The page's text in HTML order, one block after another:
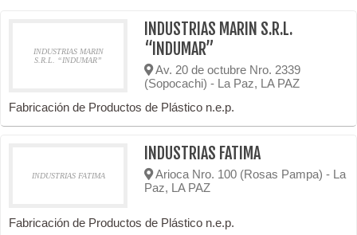
INDUSTRIAS MARIN
S.R.L. “INDUMAR”
INDUSTRIAS MARIN S.R.L.
“INDUMAR”
Av. 20 de octubre Nro. 2339
(Sopocachi) - La Paz, LA PAZ
Fabricación de Productos de Plástico n.e.p.
INDUSTRIAS FATIMA
INDUSTRIAS FATIMA
Arioca Nro. 100 (Rosas Pampa) - La
Paz, LA PAZ
Fabricación de Productos de Plástico n.e.p.